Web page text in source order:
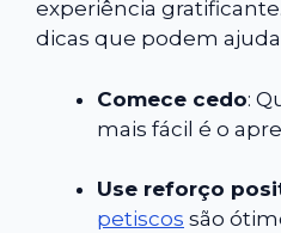
experiência
dicas que podem
Comece cedo:
mais fácil é o
Use reforço
petiscos são